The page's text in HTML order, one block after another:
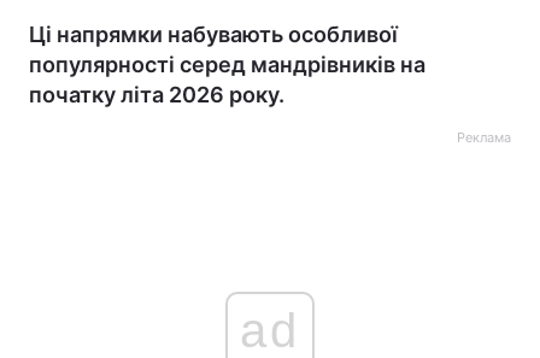
Ці напрямки набувають особливої
популярності серед мандрівників на
початку літа 2026 року.
Реклама
ad